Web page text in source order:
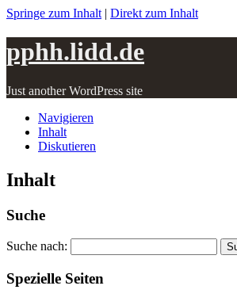
Springe zum Inhalt | Direkt zum Inhalt
pphh.lidd.de
Just another WordPress site
Navigieren
Inhalt
Diskutieren
Inhalt
Suche
Suche nach:
Spezielle Seiten